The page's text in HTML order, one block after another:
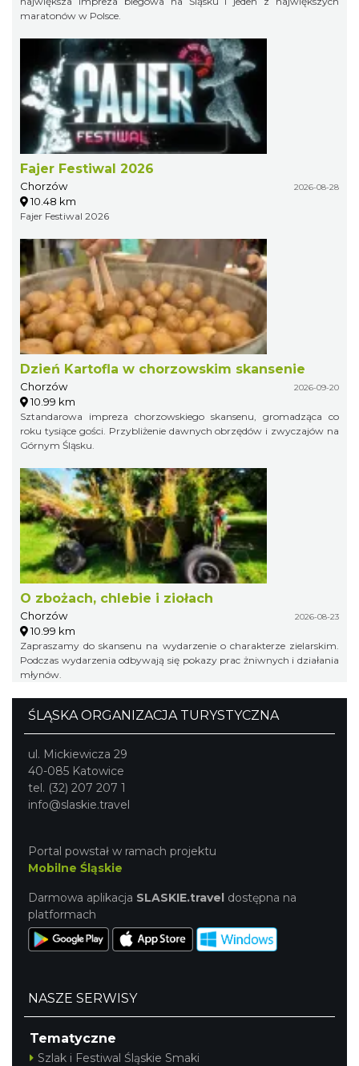
maratonów w Polsce.
Fajer Festiwal 2026
Chorzów 2026-08-28
10.48 km
Fajer Festiwal 2026
Dzień Kartofla w chorzowskim skansenie
Chorzów 2026-09-20
10.99 km
Sztandarowa impreza chorzowskiego skansenu, gromadząca co
roku tysiące gości. Przybliżenie dawnych obrzędów i zwyczajów na
Górnym Śląsku.
O zbożach, chlebie i ziołach
Chorzów 2026-08-23
10.99 km
Zapraszamy do skansenu na wydarzenie o charakterze zielarskim.
Podczas wydarzenia odbywają się pokazy prac żniwnych i działania
młynów.
ŚLĄSKA ORGANIZACJA TURYSTYCZNA
ul. Mickiewicza 29
40-085 Katowice
tel. (32) 207 207 1
info@slaskie.travel
Portal powstał w ramach projektu
Mobilne Śląskie
Darmowa aplikacja SLASKIE.travel dostępna na
platformach
NASZE SERWISY
Tematyczne
Szlak i Festiwal Śląskie Smaki